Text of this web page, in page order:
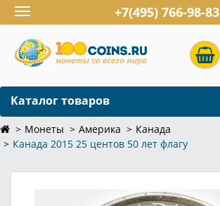
Toggle
navigation
+7(495) 766-98-83
Каталог товаров
Монеты Америка
Канада
Канада 2015 25 центов 50 лет флагу